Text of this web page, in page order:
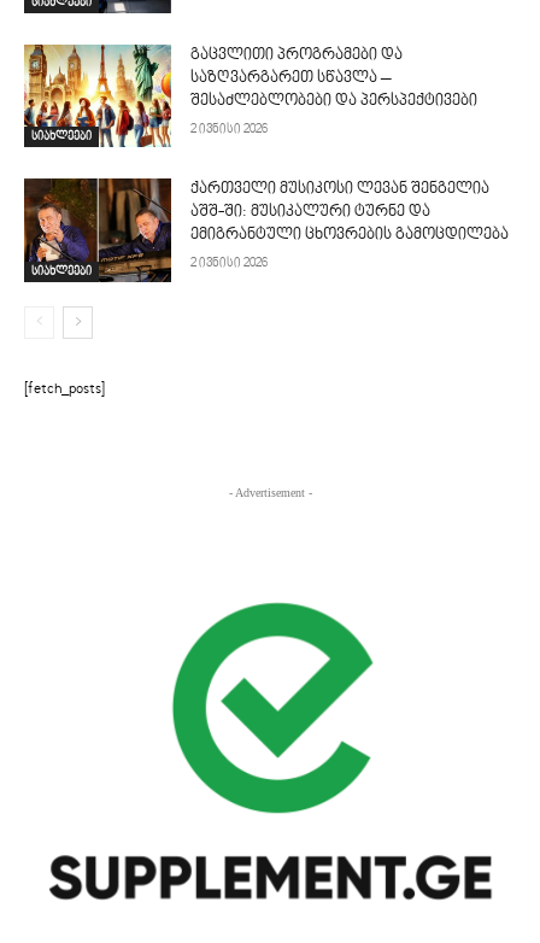
სიახლეები
გაცვლითი პროგრამები და
საზღვარგარეთ სწავლა –
შესაძლებლობები და პერსპექტივები
2 ივნისი 2026
სიახლეები
ქართველი მუსიკოსი ლევან შენგელია
აშშ-ში: მუსიკალური ტურნე და
ემიგრანტული ცხოვრების გამოცდილება
2 ივნისი 2026
[fetch_posts]
- Advertisement -